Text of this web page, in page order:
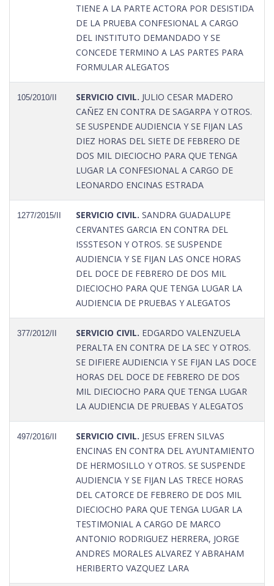
TIENE A LA PARTE ACTORA POR DESISTIDA
DE LA PRUEBA CONFESIONAL A CARGO
DEL INSTITUTO DEMANDADO Y SE
CONCEDE TERMINO A LAS PARTES PARA
FORMULAR ALEGATOS
105/2010/II SERVICIO CIVIL. JULIO CESAR MADERO
CAÑEZ EN CONTRA DE SAGARPA Y OTROS.
SE SUSPENDE AUDIENCIA Y SE FIJAN LAS
DIEZ HORAS DEL SIETE DE FEBRERO DE
DOS MIL DIECIOCHO PARA QUE TENGA
LUGAR LA CONFESIONAL A CARGO DE
LEONARDO ENCINAS ESTRADA
1277/2015/II SERVICIO CIVIL. SANDRA GUADALUPE
CERVANTES GARCIA EN CONTRA DEL
ISSSTESON Y OTROS. SE SUSPENDE
AUDIENCIA Y SE FIJAN LAS ONCE HORAS
DEL DOCE DE FEBRERO DE DOS MIL
DIECIOCHO PARA QUE TENGA LUGAR LA
AUDIENCIA DE PRUEBAS Y ALEGATOS
377/2012/II SERVICIO CIVIL. EDGARDO VALENZUELA
PERALTA EN CONTRA DE LA SEC Y OTROS.
SE DIFIERE AUDIENCIA Y SE FIJAN LAS DOCE
HORAS DEL DOCE DE FEBRERO DE DOS
MIL DIECIOCHO PARA QUE TENGA LUGAR
LA AUDIENCIA DE PRUEBAS Y ALEGATOS
497/2016/II SERVICIO CIVIL. JESUS EFREN SILVAS
ENCINAS EN CONTRA DEL AYUNTAMIENTO
DE HERMOSILLO Y OTROS. SE SUSPENDE
AUDIENCIA Y SE FIJAN LAS TRECE HORAS
DEL CATORCE DE FEBRERO DE DOS MIL
DIECIOCHO PARA QUE TENGA LUGAR LA
TESTIMONIAL A CARGO DE MARCO
ANTONIO RODRIGUEZ HERRERA, JORGE
ANDRES MORALES ALVAREZ Y ABRAHAM
HERIBERTO VAZQUEZ LARA